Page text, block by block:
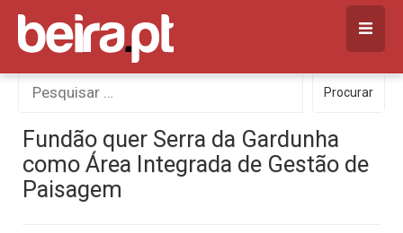
Skip
content
Procurar
por:
Procurar
Fundão quer Serra da Gardunha
como Área Integrada de Gestão de
Paisagem